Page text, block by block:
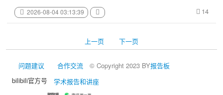
2026-08-04 03:13:39 14
上一页 下一页
问题建议 合作交流 © Copyright 2023 BY报告板
bilibili官方号
学术报告和讲座